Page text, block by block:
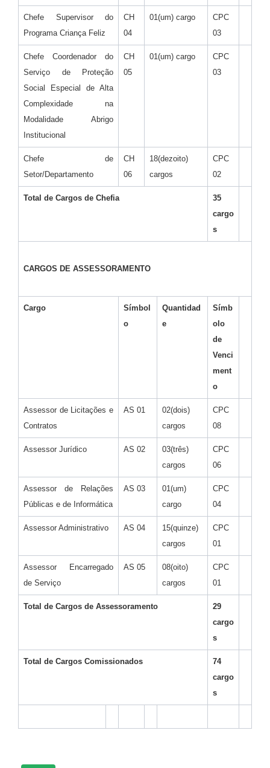
Chefe Supervisor do
Programa Criança Feliz
CH
04
01(um) cargo
CPC
03
Chefe Coordenador do
Serviço de Proteção
Social Especial de Alta
Complexidade na
Modalidade Abrigo
Institucional
CH
05
01(um) cargo
CPC
03
Chefe de
Setor/Departamento
CH
06
18(dezoito)
cargos
CPC
02
Total de Cargos de Chefia
35
cargo
s
CARGOS DE ASSESSORAMENTO
Cargo
Símbol
o
Quantidad
e
Símb
olo
de
Venci
ment
o
Assessor de Licitações e
Contratos
AS 01
02(dois)
cargos
CPC
08
Assessor Jurídico AS 02
03(três)
cargos
CPC
06
Assessor de Relações
Públicas e de Informática
AS 03
01(um)
cargo
CPC
04
Assessor Administrativo AS 04
15(quinze)
cargos
CPC
01
Assessor Encarregado
de Serviço
AS 05
08(oito)
cargos
CPC
01
Total de Cargos de Assessoramento
29
cargo
s
Total de Cargos Comissionados
74
cargo
s